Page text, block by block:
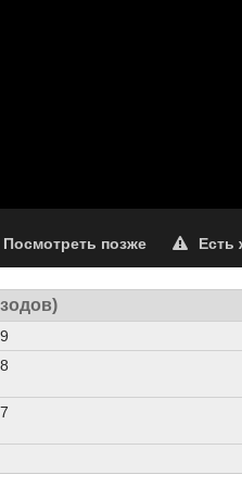
Посмотреть позже Есть